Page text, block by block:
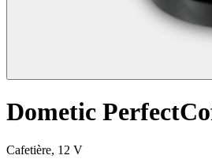
Dometic
Cafetière, 12 V